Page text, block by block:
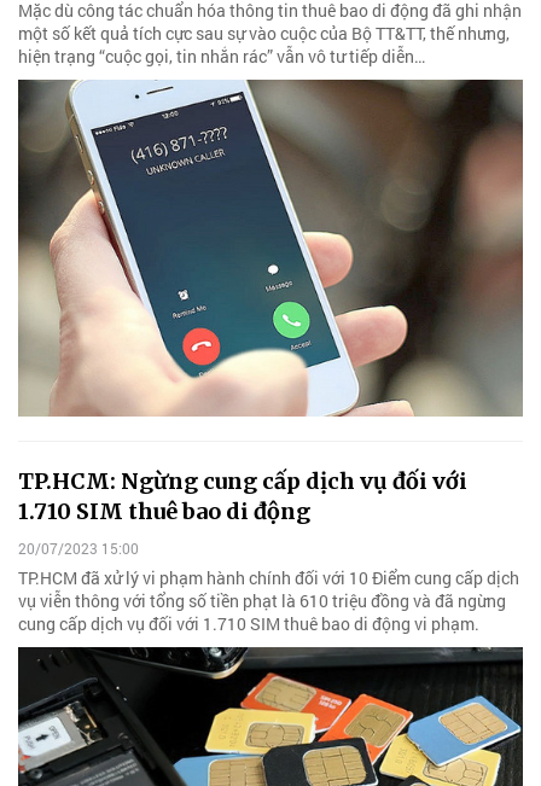
Mặc dù công tác chuẩn hóa thông tin thuê bao di động đã ghi nhận
một số kết quả tích cực sau sự vào cuộc của Bộ TT&TT, thế nhưng,
hiện trạng “cuộc gọi, tin nhắn rác” vẫn vô tư tiếp diễn…
TP.HCM: Ngừng cung cấp dịch vụ đối với
1.710 SIM thuê bao di động
20/07/2023 15:00
TP.HCM đã xử lý vi phạm hành chính đối với 10 Điểm cung cấp dịch
vụ viễn thông với tổng số tiền phạt là 610 triệu đồng và đã ngừng
cung cấp dịch vụ đối với 1.710 SIM thuê bao di động vi phạm.